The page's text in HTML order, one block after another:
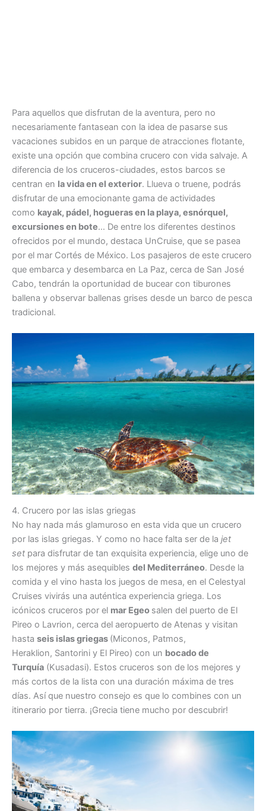
Para aquellos que disfrutan de la aventura, pero no
necesariamente fantasean con la idea de pasarse sus
vacaciones subidos en un parque de atracciones flotante,
existe una opción que combina crucero con vida salvaje. A
diferencia de los cruceros-ciudades, estos barcos se
centran en la vida en el exterior. Llueva o truene, podrás
disfrutar de una emocionante gama de actividades
como kayak, pádel, hogueras en la playa, esnórquel,
excursiones en bote… De entre los diferentes destinos
ofrecidos por el mundo, destaca UnCruise, que se pasea
por el mar Cortés de México. Los pasajeros de este crucero
que embarca y desembarca en La Paz, cerca de San José
Cabo, tendrán la oportunidad de bucear con tiburones
ballena y observar ballenas grises desde un barco de pesca
tradicional.
4. Crucero por las islas griegas
No hay nada más glamuroso en esta vida que un crucero
por las islas griegas. Y como no hace falta ser de la jet
set para disfrutar de tan exquisita experiencia, elige uno de
los mejores y más asequibles del Mediterráneo. Desde la
comida y el vino hasta los juegos de mesa, en el Celestyal
Cruises vivirás una auténtica experiencia griega. Los
icónicos cruceros por el mar Egeo salen del puerto de El
Pireo o Lavrion, cerca del aeropuerto de Atenas y visitan
hasta seis islas griegas (Miconos, Patmos,
Heraklion, Santorini y El Pireo) con un bocado de
Turquía (Kusadasi). Estos cruceros son de los mejores y
más cortos de la lista con una duración máxima de tres
días. Así que nuestro consejo es que lo combines con un
itinerario por tierra. ¡Grecia tiene mucho por descubrir!